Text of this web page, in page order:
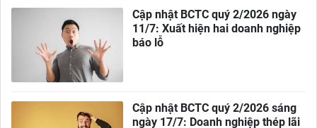
Cập nhật BCTC quý 2/2026 ngày
11/7: Xuất hiện hai doanh nghiệp
báo lỗ
Cập nhật BCTC quý 2/2026 sáng
ngày 17/7: Doanh nghiệp thép lãi